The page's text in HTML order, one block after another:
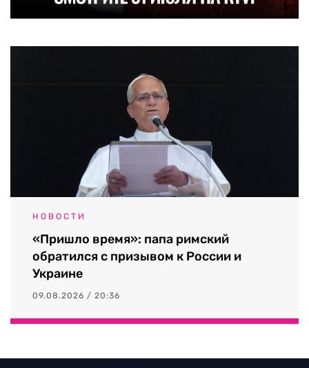
НОВОСТИ
«Пришло время»: папа римский
обратился с призывом к России и
Украине
09.08.2026 / 20:36